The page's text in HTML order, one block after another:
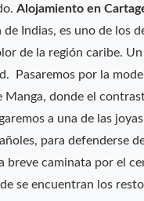
Alojamiento en
de Indias, es uno de los
de la región caribe.
Pasaremos por la
Manga, donde el
a una de las
para defenderse
breve caminata por el
se encuentran los